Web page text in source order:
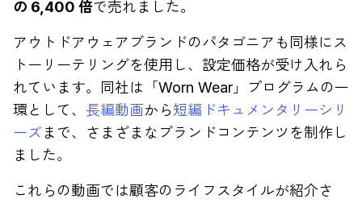
の 6,400 倍で売れました。
アウトドアウェアブランドのパタゴニアも同様にス
トーリーテリングを使用し、設定価格が受け入れら
れています。同社は「Worn Wear」プログラムの一
環として、 長編動画から短編ドキュメンタリーシリ
ーズ まで、さまざまなブランドコンテンツを制作し
ました。
これらの動画では顧客のライフスタイルが紹介さ